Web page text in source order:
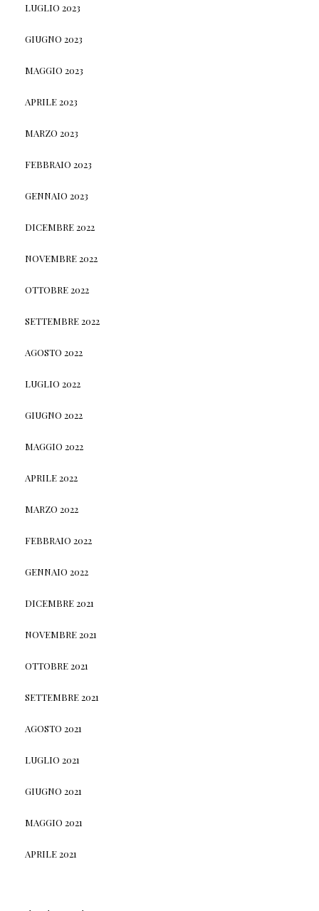
LUGLIO 2023
GIUGNO 2023
MAGGIO 2023
APRILE 2023
MARZO 2023
FEBBRAIO 2023
GENNAIO 2023
DICEMBRE 2022
NOVEMBRE 2022
OTTOBRE 2022
SETTEMBRE 2022
AGOSTO 2022
LUGLIO 2022
GIUGNO 2022
MAGGIO 2022
APRILE 2022
MARZO 2022
FEBBRAIO 2022
GENNAIO 2022
DICEMBRE 2021
NOVEMBRE 2021
OTTOBRE 2021
SETTEMBRE 2021
AGOSTO 2021
LUGLIO 2021
GIUGNO 2021
MAGGIO 2021
APRILE 2021